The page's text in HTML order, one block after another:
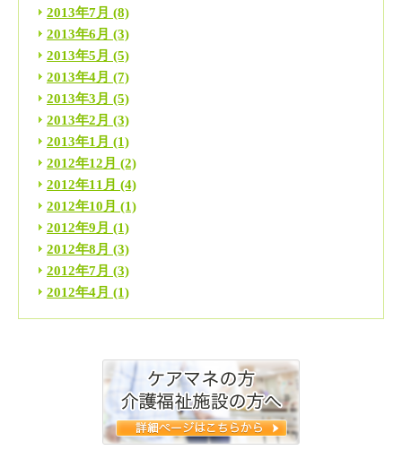
2013年7月 (8)
2013年6月 (3)
2013年5月 (5)
2013年4月 (7)
2013年3月 (5)
2013年2月 (3)
2013年1月 (1)
2012年12月 (2)
2012年11月 (4)
2012年10月 (1)
2012年9月 (1)
2012年8月 (3)
2012年7月 (3)
2012年4月 (1)